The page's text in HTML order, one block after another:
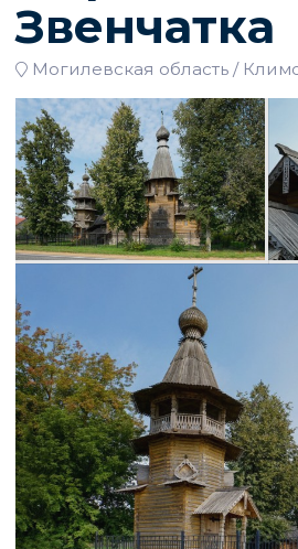
Звенчатка
Могилевская область